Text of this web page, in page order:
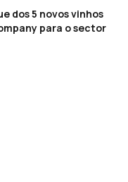
dos 5 novos vinhos
para o sector